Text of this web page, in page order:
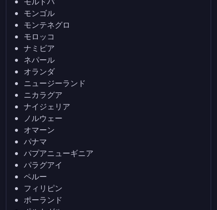
モンゴル
モンテネグロ
モロッコ
ナミビア
ネパール
オランダ
ニュージーランド
ニカラグア
ナイジェリア
ノルウェー
オマーン
パナマ
パプアニューギニア
パラグアイ
ペルー
フィリピン
ポーランド